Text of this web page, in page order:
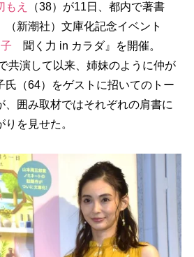
もえ
（38）が11日、都内で著書
（新潮社）文庫化記念イベント
聞く力 in カラダ』を開催。
共演して以来、姉妹のように仲が
氏（64）をゲストに招いてのトー
、囲み取材ではそれぞれの肩書に
を見せた。